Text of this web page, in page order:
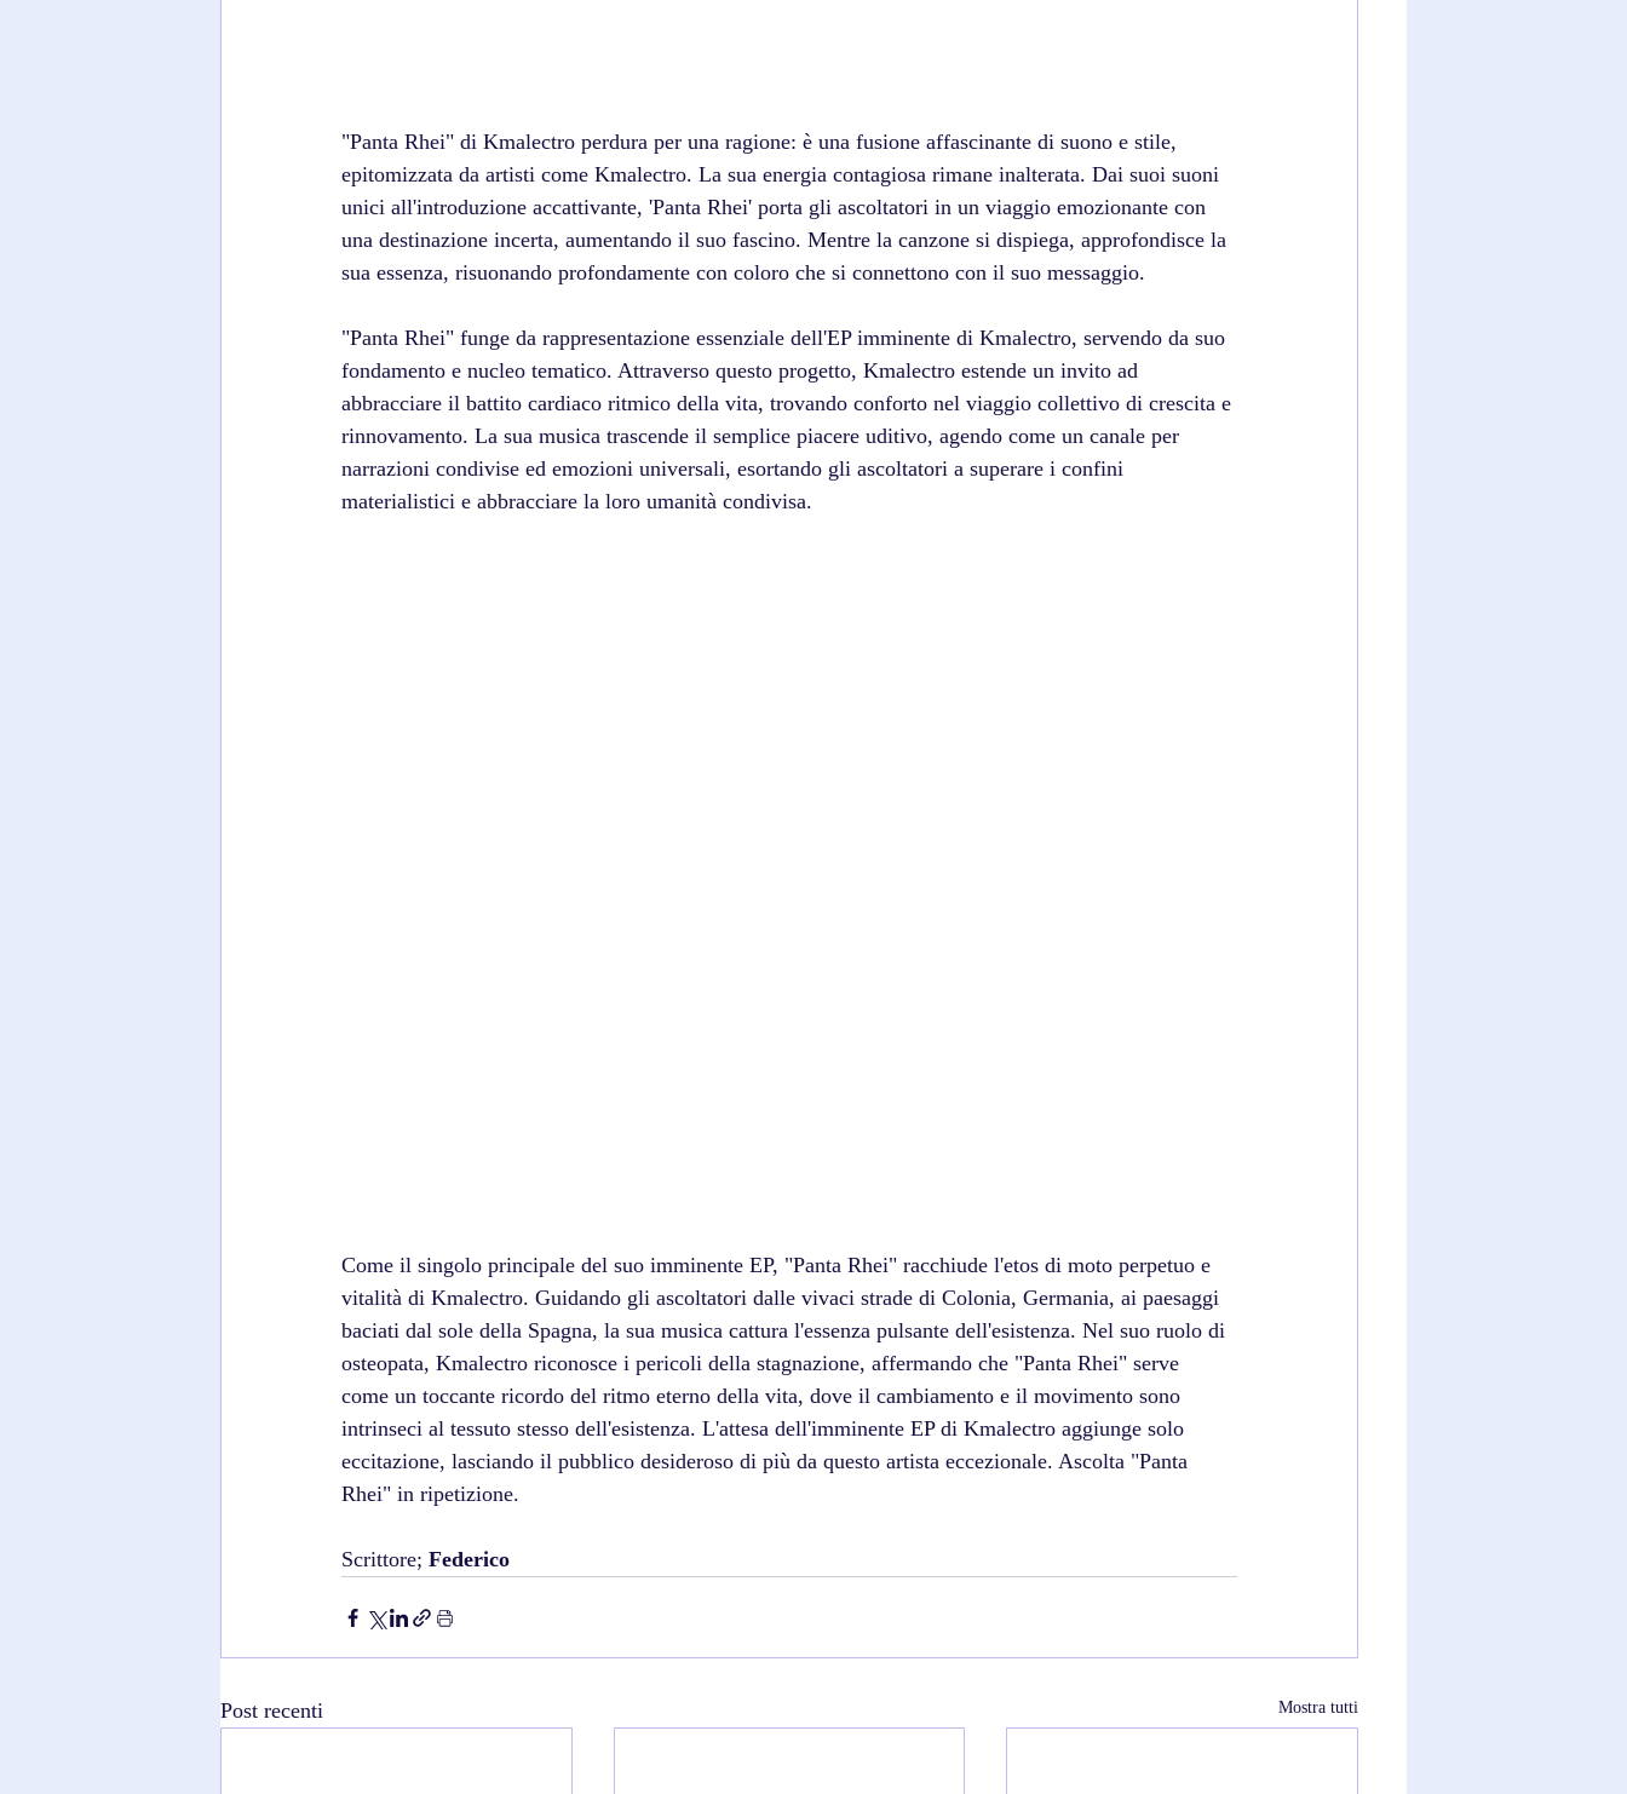
"Panta Rhei" di Kmalectro perdura per una ragione: è una fusione affascinante di suono e stile,
epitomizzata da artisti come Kmalectro. La sua energia contagiosa rimane inalterata. Dai suoi suoni
unici all'introduzione accattivante, 'Panta Rhei' porta gli ascoltatori in un viaggio emozionante con
una destinazione incerta, aumentando il suo fascino. Mentre la canzone si dispiega, approfondisce la
sua essenza, risuonando profondamente con coloro che si connettono con il suo messaggio.
"Panta Rhei" funge da rappresentazione essenziale dell'EP imminente di Kmalectro, servendo da suo
fondamento e nucleo tematico. Attraverso questo progetto, Kmalectro estende un invito ad
abbracciare il battito cardiaco ritmico della vita, trovando conforto nel viaggio collettivo di crescita e
rinnovamento. La sua musica trascende il semplice piacere uditivo, agendo come un canale per
narrazioni condivise ed emozioni universali, esortando gli ascoltatori a superare i confini
materialistici e abbracciare la loro umanità condivisa.
Come il singolo principale del suo imminente EP, "Panta Rhei" racchiude l'etos di moto perpetuo e
vitalità di Kmalectro. Guidando gli ascoltatori dalle vivaci strade di Colonia, Germania, ai paesaggi
baciati dal sole della Spagna, la sua musica cattura l'essenza pulsante dell'esistenza. Nel suo ruolo di
osteopata, Kmalectro riconosce i pericoli della stagnazione, affermando che "Panta Rhei" serve
come un toccante ricordo del ritmo eterno della vita, dove il cambiamento e il movimento sono
intrinseci al tessuto stesso dell'esistenza. L'attesa dell'imminente EP di Kmalectro aggiunge solo
eccitazione, lasciando il pubblico desideroso di più da questo artista eccezionale. Ascolta "Panta
Rhei" in ripetizione.
Scrittore; Federico
Post recenti Mostra tutti